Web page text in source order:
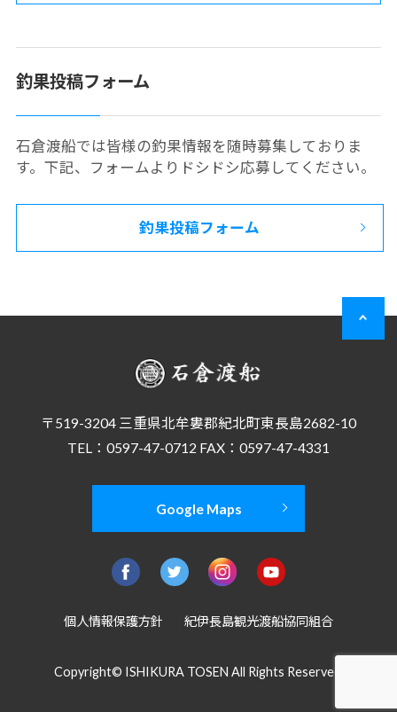
釣果投稿フォーム
石倉渡船では皆様の釣果情報を随時募集しておりま
す。下記、フォームよりドシドシ応募してください。
釣果投稿フォーム
〒519-3204 三重県北牟婁郡紀北町東長島2682-10
TEL：0597-47-0712 FAX：0597-47-4331
Google Maps
個人情報保護方針 紀伊長島観光渡船協同組合
Copyright© ISHIKURA TOSEN All Rights Reserved.